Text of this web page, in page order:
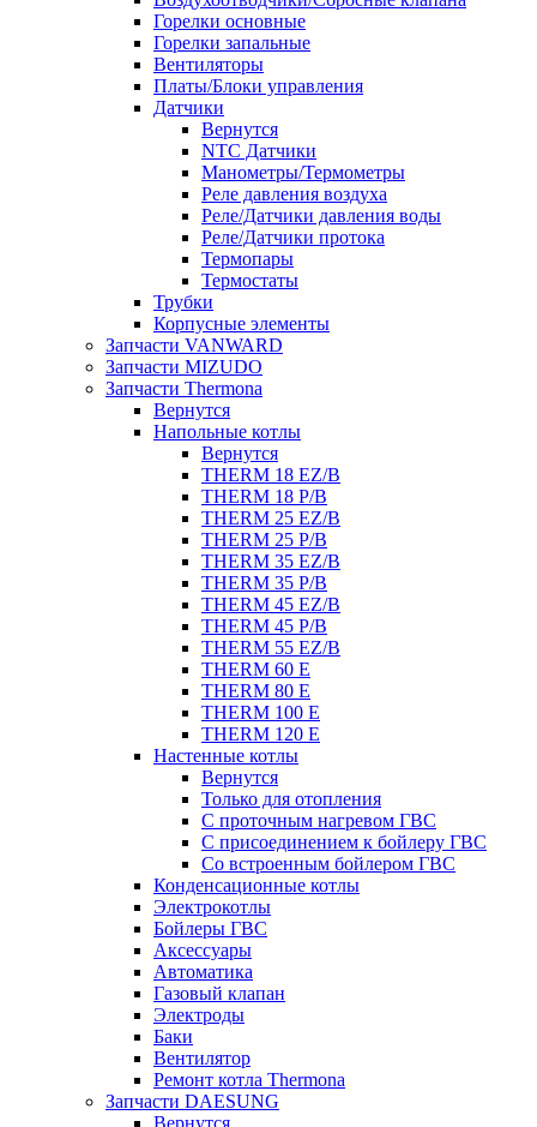
Горелки основные
Горелки запальные
Вентиляторы
Платы/Блоки управления
Датчики
Вернутся
NTC Датчики
Манометры/Термометры
Реле давления воздуха
Реле/Датчики давления воды
Реле/Датчики протока
Термопары
Термостаты
Трубки
Корпусные элементы
Запчасти VANWARD
Запчасти MIZUDO
Запчасти Thermona
Вернутся
Напольные котлы
Вернутся
THERM 18 EZ/B
THERM 18 P/B
THERM 25 EZ/B
THERM 25 P/B
THERM 35 EZ/B
THERM 35 P/B
THERM 45 EZ/B
THERM 45 P/B
THERM 55 EZ/B
THERM 60 E
THERM 80 E
THERM 100 E
THERM 120 E
Настенные котлы
Вернутся
Только для отопления
С проточным нагревом ГВС
С присоединением к бойлеру ГВС
Со встроенным бойлером ГВС
Конденсационные котлы
Электрокотлы
Бойлеры ГВС
Аксессуары
Автоматика
Газовый клапан
Электроды
Баки
Вентилятор
Ремонт котла Thermona
Запчасти DAESUNG
Вернутся